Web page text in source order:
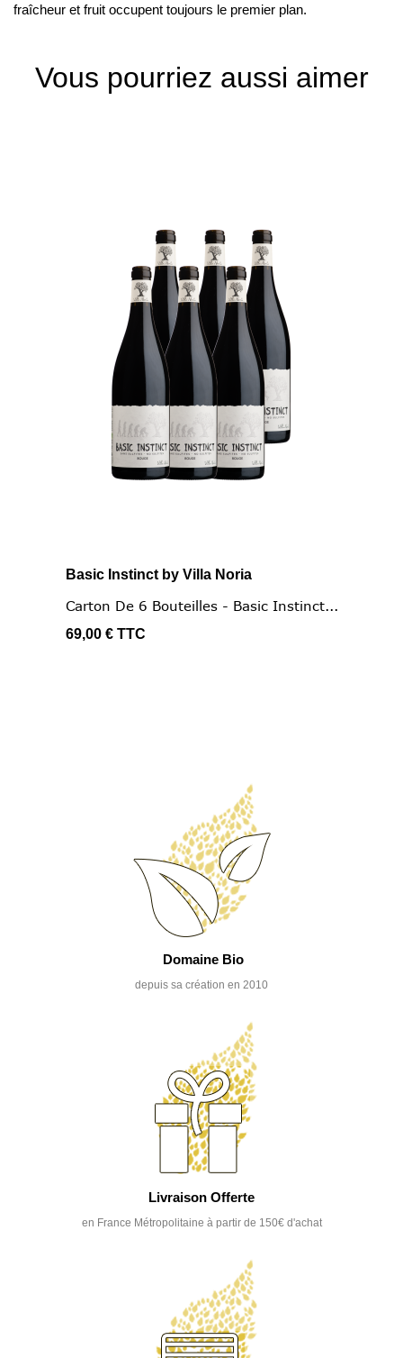
fraîcheur et fruit occupent toujours le premier plan.
Vous pourriez aussi aimer
Basic Instinct by Villa Noria
Carton De 6 Bouteilles - Basic Instinct...
69,00 € TTC
Domaine Bio
depuis sa création en 2010
Livraison Offerte
en France Métropolitaine à partir de 150€ d'achat